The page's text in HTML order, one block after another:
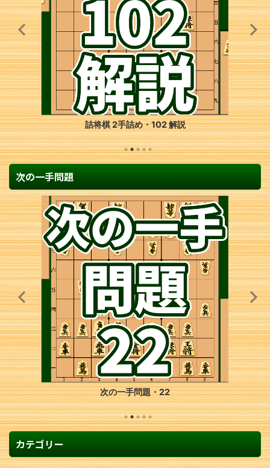
詰将棋 7手詰め・249 解説
次の一手問題
次の一手問題・42
カテゴリー